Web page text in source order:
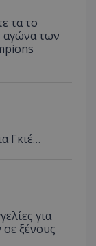
τα το
αγώνα των
Γκιέ…
για
ξένους